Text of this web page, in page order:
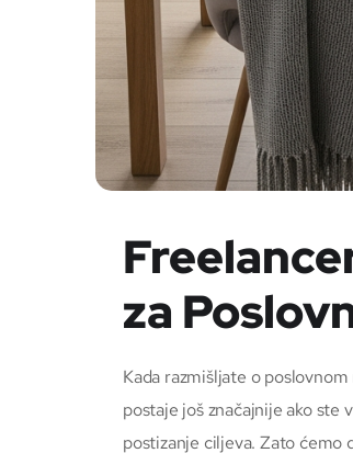
za
Kada razmišljate o
postaje još značajnije ako ste
postizanje ciljeva. Zato ćemo